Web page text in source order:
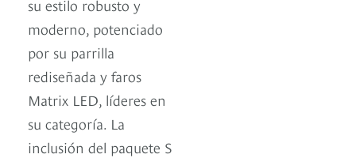
su estilo robusto y
moderno, potenciado
por su parrilla
rediseñada y faros
Matrix LED, líderes en
su categoría. La
inclusión del paquete S